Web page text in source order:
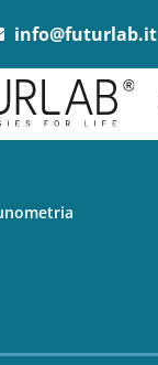
info@futurlab.it